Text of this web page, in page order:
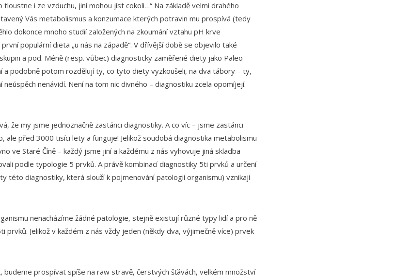
tloustne i ze vzduchu, jiní mohou jíst cokoli…“ Na základě velmi drahého
Vás metabolismus a konzumace kterých potravin mu prospívá (tedy
dokonce mnoho studií založených na zkoumání vztahu pH krve
populární dieta „u nás na západě“. V dřívější době se objevilo také
a pod. Méně (resp. vůbec) diagnosticky zaměřené diety jako Paleo
podobně potom rozdělují ty, co tyto diety vyzkoušeli, na dva tábory – ty,
nenávidí. Není na tom nic divného – diagnostiku zcela opomíjejí.
že my jsme jednoznačně zastánci diagnostiky. A co víc – jsme zastánci
ale před 3000 tisíci lety a funguje! Jelikož soudobá diagnostika metabolismu
ve Staré Číně – každý jsme jiní a každému z nás vyhovuje jiná skladba
podle typologie 5 prvků. A právě kombinací diagnostiky 5ti prvků a určení
této diagnostiky, která slouží k pojmenování patologií organismu) vznikají
nenacházíme žádné patologie, stejně existují různé typy lidí a pro ně
Jelikož v každém z nás vždy jeden (někdy dva, výjimečně více) prvek
budeme prospívat spíše na raw stravě, čerstvých šťávách, velkém množství